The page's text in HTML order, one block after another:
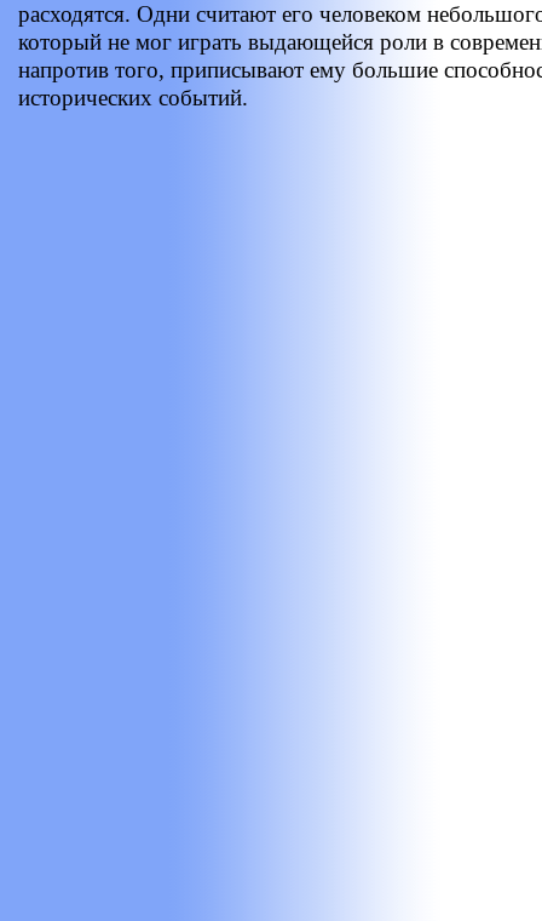
расходятся. Одни считают его человеком
который не мог играть выдающейся роли в
напротив того, приписывают ему большие
исторических событий.